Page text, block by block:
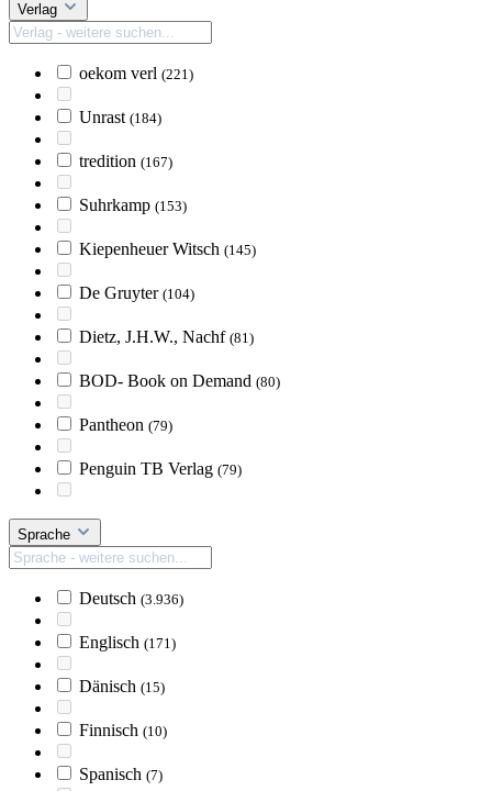
Verlag
oekom verl (221)
Unrast (184)
tredition (167)
Suhrkamp (153)
Kiepenheuer Witsch (145)
De Gruyter (104)
Dietz, J.H.W., Nachf (81)
BOD- Book on Demand (80)
Pantheon (79)
Penguin TB Verlag (79)
Sprache
Deutsch (3.936)
Englisch (171)
Dänisch (15)
Finnisch (10)
Spanisch (7)